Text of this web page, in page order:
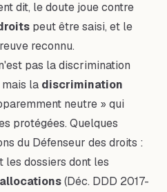
dit, le doute joue contre
peut être saisi, et le
reconnu.
pas la discrimination
la discrimination
neutre » qui
protégées. Quelques
du Défenseur des droits :
dossiers dont les
allocations(Déc. DDD 2017-